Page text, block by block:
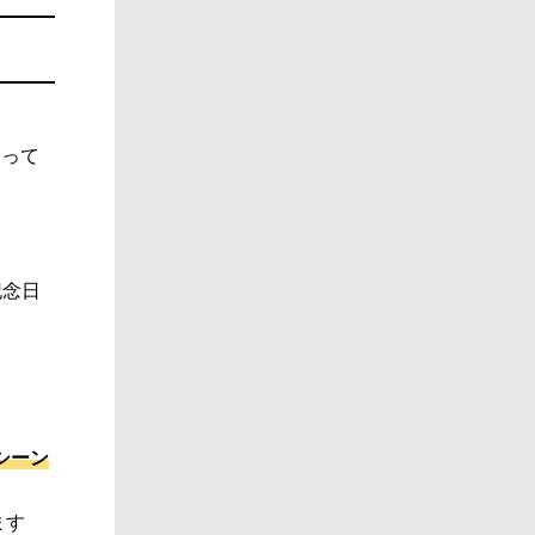
て
日
ーン
す